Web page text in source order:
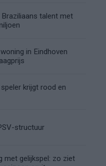
talent met
in Eindhoven
krijgt rood en
structuur
met gelijkspel: zo ziet